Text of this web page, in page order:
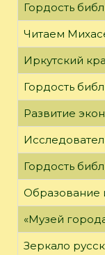
Гордость
Читаем
Иркутский
Гордость
Развитие
Гордость
Образование
«Музей
Зеркало